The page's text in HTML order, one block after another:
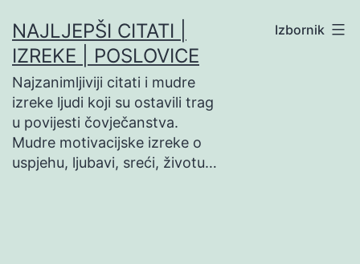
na
sadržaj
NAJLJEPŠI CITATI |
IZREKE | POSLOVICE
Najzanimljiviji citati i mudre
izreke ljudi koji su ostavili trag
u povijesti čovječanstva.
Mudre motivacijske izreke o
uspjehu, ljubavi, sreći, životu…
Izbornik